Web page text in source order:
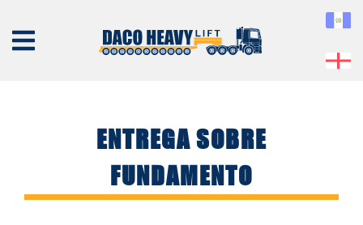
ENTREGA SOBRE
FUNDAMENTO